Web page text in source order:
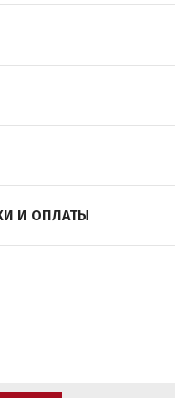
И ОПЛАТЫ